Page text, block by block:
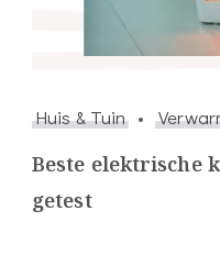
Huis & Tuin
Beste elektrische
getest